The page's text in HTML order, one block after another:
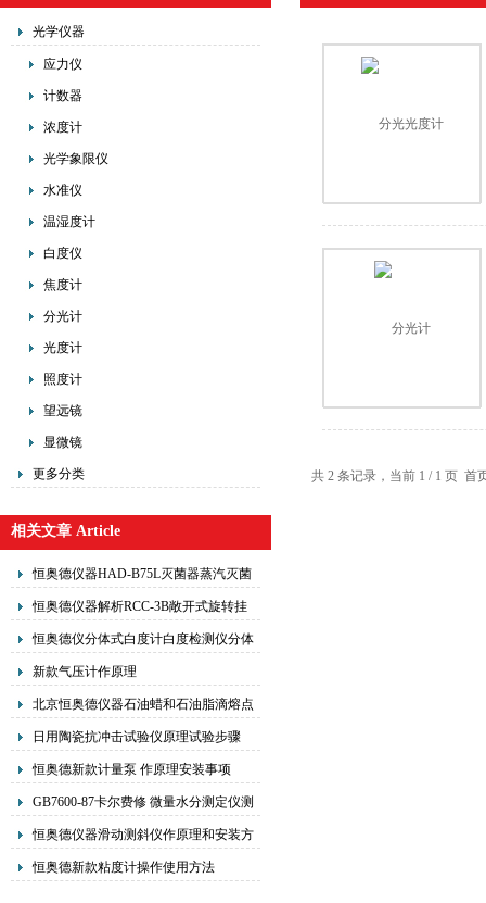
光学仪器
应力仪
计数器
浓度计
光学象限仪
水准仪
温湿度计
白度仪
焦度计
分光计
光度计
照度计
望远镜
显微镜
更多分类
相关文章 Article
恒奥德仪器HAD-B75L灭菌器蒸汽灭菌
机用法方法
恒奥德仪器解析RCC-3B敞开式旋转挂
片腐蚀试验仪操作步骤
恒奥德仪分体式白度计白度检测仪分体
式结构操作特性
新款气压计作原理
北京恒奥德仪器石油蜡和石油脂滴熔点
测定器使用说明
日用陶瓷抗冲击试验仪原理试验步骤
恒奥德新款计量泵 作原理安装事项
GB7600-87卡尔费修 微量水分测定仪测
量方法注意事项
恒奥德仪器滑动测斜仪作原理和安装方
法
恒奥德新款粘度计操作使用方法
共 2 条记录，当前 1 / 1 页